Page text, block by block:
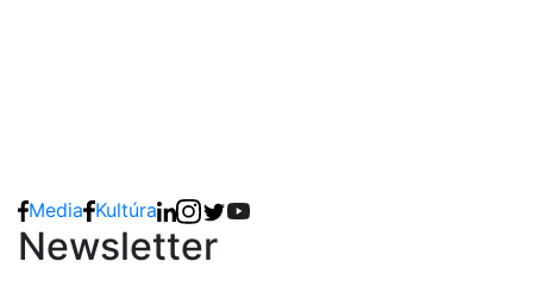
Media Kultúra
Newsletter